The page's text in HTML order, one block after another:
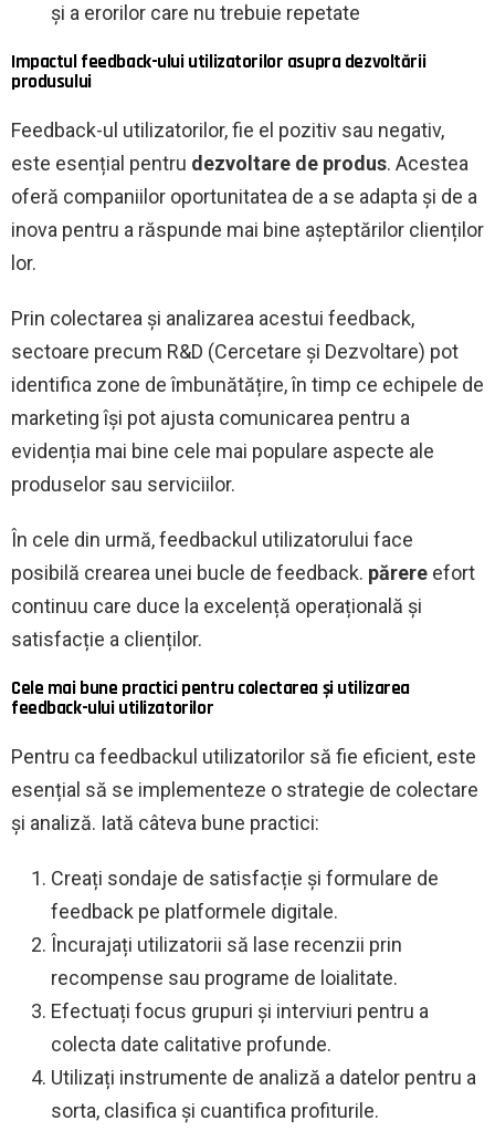
și a erorilor care nu trebuie repetate
Impactul feedback-ului utilizatorilor asupra dezvoltării
produsului
Feedback-ul utilizatorilor, fie el pozitiv sau negativ,
este esențial pentru dezvoltare de produs. Acestea
oferă companiilor oportunitatea de a se adapta și de a
inova pentru a răspunde mai bine așteptărilor clienților
lor.
Prin colectarea și analizarea acestui feedback,
sectoare precum R&D (Cercetare și Dezvoltare) pot
identifica zone de îmbunătățire, în timp ce echipele de
marketing își pot ajusta comunicarea pentru a
evidenția mai bine cele mai populare aspecte ale
produselor sau serviciilor.
În cele din urmă, feedbackul utilizatorului face
posibilă crearea unei bucle de feedback. părere efort
continuu care duce la excelență operațională și
satisfacție a clienților.
Cele mai bune practici pentru colectarea și utilizarea
feedback-ului utilizatorilor
Pentru ca feedbackul utilizatorilor să fie eficient, este
esențial să se implementeze o strategie de colectare
și analiză. Iată câteva bune practici:
Creați sondaje de satisfacție și formulare de
feedback pe platformele digitale.
Încurajați utilizatorii să lase recenzii prin
recompense sau programe de loialitate.
Efectuați focus grupuri și interviuri pentru a
colecta date calitative profunde.
Utilizați instrumente de analiză a datelor pentru a
sorta, clasifica și cuantifica profiturile.